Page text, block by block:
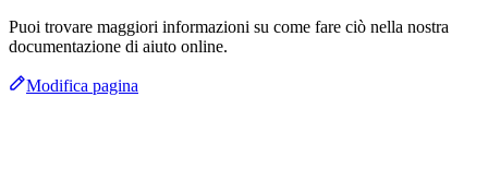
Puoi trovare maggiori informazioni su come fare ciò nella nostra
documentazione di aiuto online.
Modifica pagina